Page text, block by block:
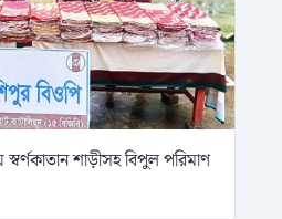
শাড়ীসহ বিপুল পরিমাণ